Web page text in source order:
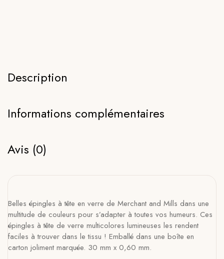
Description
Informations complémentaires
Avis (0)
Belles épingles à tête en verre de Merchant and Mills dans une
multitude de couleurs pour s’adapter à toutes vos humeurs. Ces
épingles à tête de verre multicolores lumineuses les rendent
faciles à trouver dans le tissu ! Emballé dans une boîte en
carton joliment marquée. 30 mm x 0,60 mm.